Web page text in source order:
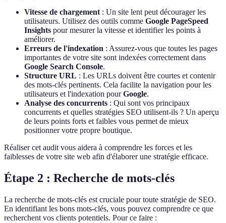
Vitesse de chargement : Un site lent peut décourager les
utilisateurs. Utilisez des outils comme Google PageSpeed
Insights pour mesurer la vitesse et identifier les points à
améliorer.
Erreurs de l'indexation : Assurez-vous que toutes les pages
importantes de votre site sont indexées correctement dans
Google Search Console.
Structure URL : Les URLs doivent être courtes et contenir
des mots-clés pertinents. Cela facilite la navigation pour les
utilisateurs et l'indexation pourGoogle.
Analyse des concurrents : Qui sont vos principaux
concurrents et quelles stratégies SEO utilisent-ils ? Un aperçu
de leurs points forts et faibles vous permet de mieux
positionner votre propre boutique.
Réaliser cet audit vous aidera à comprendre les forces et les
faiblesses de votre site web afin d'élaborer une stratégie efficace.
Étape 2 : Recherche de mots-clés
La recherche de mots-clés est cruciale pour toute stratégie de SEO.
En identifiant les bons mots-clés, vous pouvez comprendre ce que
recherchent vos clients potentiels. Pour ce faire :